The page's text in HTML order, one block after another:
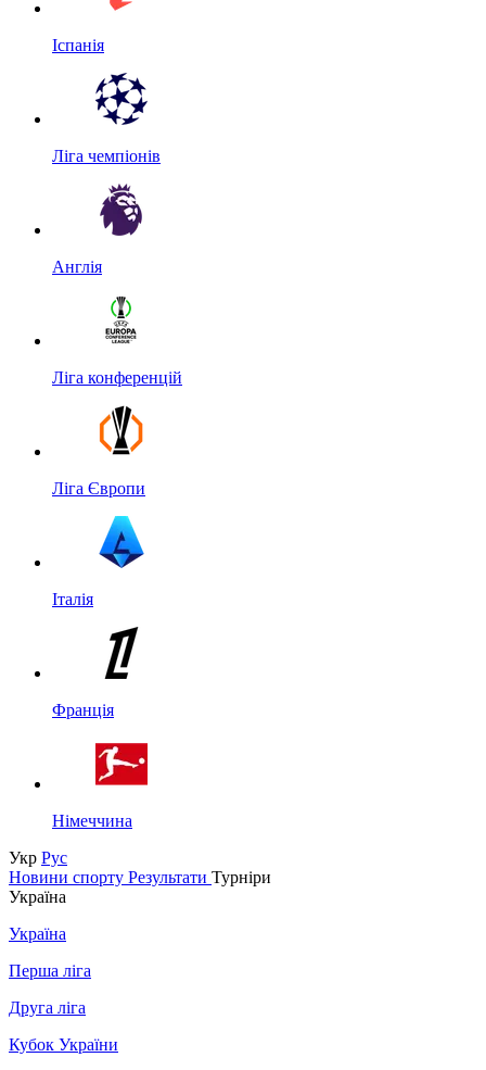
Іспанія
Ліга чемпіонів
Англія
Ліга конференцій
Ліга Європи
Італія
Франція
Німеччина
Укр Рус
Новини спорту Результати Турніри
Україна
Україна
Перша ліга
Друга ліга
Кубок України